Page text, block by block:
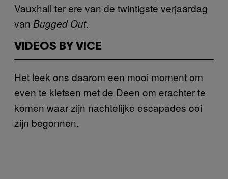
Vauxhall ter ere van de twintigste verjaardag
van Bugged Out.
VIDEOS BY VICE
Het leek ons daarom een mooi moment om
even te kletsen met de Deen om erachter te
komen waar zijn nachtelijke escapades ooi
zijn begonnen.